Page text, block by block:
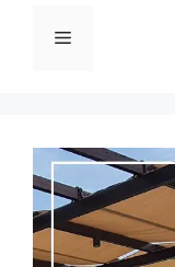
القائمة